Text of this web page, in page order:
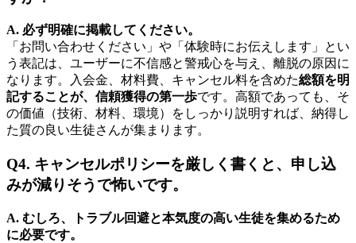
A. 必ず明確に掲載してください。
「お問い合わせください」や「体験時にお伝えします」とい
う表記は、ユーザーに不信感と警戒心を与え、離脱の原因に
なります。入会金、材料費、キャンセル料を含めた総額を明
記することが、信頼獲得の第一歩です。高額であっても、そ
の価値（技術、材料、環境）をしっかり説明すれば、納得し
た質の良い生徒さんが集まります。
Q4. キャンセルポリシーを厳しく書くと、申し込
みが減りそうで怖いです。
A. むしろ、トラブル回避と本気度の高い生徒を集めるため
に必要です。